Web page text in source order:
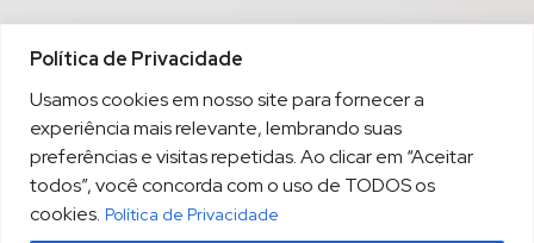
Política de Privacidade
Usamos cookies em nosso site para fornecer a
experiência mais relevante, lembrando suas
preferências e visitas repetidas. Ao clicar em “Aceitar
todos”, você concorda com o uso de TODOS os
cookies. Política de Privacidade